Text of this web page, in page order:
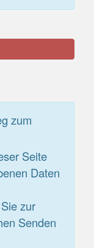
zum
Seite
Daten
zur
Senden